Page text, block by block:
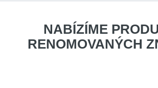
NABÍZÍME
RENOMOVANÝCH